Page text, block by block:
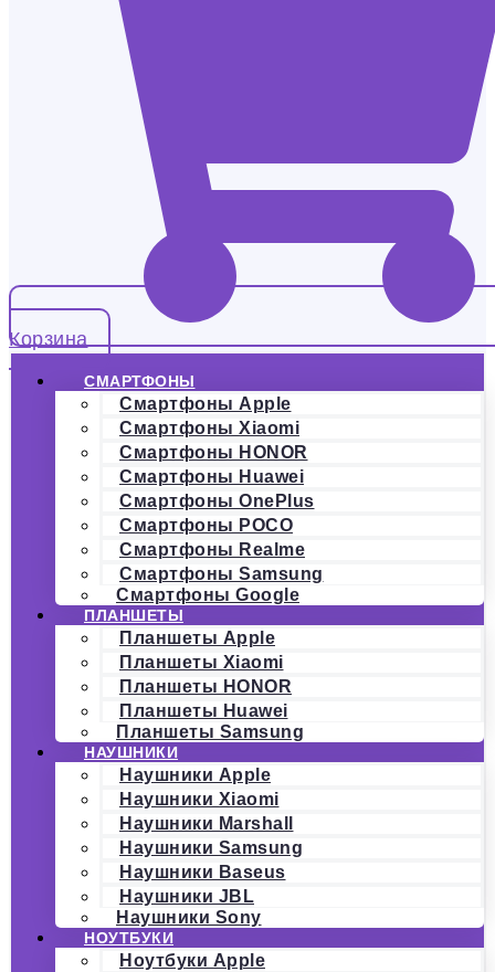
Корзина
СМАРТФОНЫ
Смартфоны Apple
Смартфоны Xiaomi
Смартфоны HONOR
Смартфоны Huawei
Смартфоны OnePlus
Смартфоны POCO
Смартфоны Realme
Смартфоны Samsung
Смартфоны Google
ПЛАНШЕТЫ
Планшеты Apple
Планшеты Xiaomi
Планшеты HONOR
Планшеты Huawei
Планшеты Samsung
НАУШНИКИ
Наушники Apple
Наушники Xiaomi
Наушники Marshall
Наушники Samsung
Наушники Baseus
Наушники JBL
Наушники Sony
НОУТБУКИ
Ноутбуки Apple